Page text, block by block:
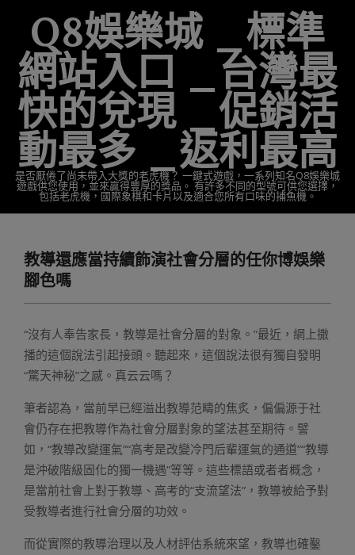
contentQ8娛樂城 _標準
網站入口 _台灣最
快的兌現 _促銷活
動最多 _返利最高
是否厭倦了尚未帶入大獎的老虎機？ 一鍵式遊戲，一系列知名Q8娛樂城
遊戲供您使用，並來贏得豐厚的獎品。 有許多不同的型號可供您選擇，
包括老虎機，國際象棋和卡片以及適合您所有口味的捕魚機。
Menu教導還應當持續飾演社會分層的任你博娛樂
腳色嗎
“沒有人奉告家長，教導是社會分層的對象。”最近，網上撒
播的這個說法引起接頭。聽起來，這個說法很有獨自發明
“驚天神秘”之感。真云云嗎？
筆者認為，當前早已經溢出教導范疇的焦炙，偏偏源于社
會仍存在把教導作為社會分層對象的望法甚至期待。譬
如，“教導改變運氣”“高考是改變冷門后輩運氣的通道”“教導
是沖破階級固化的獨一機遇”等等。這些標語或者者概念，
是當前社會上對于教導、高考的“支流望法”，教導被給予對
受教導者進行社會分層的功效。
而從實際的教導治理以及人材評估系統來望，教導也確鑿